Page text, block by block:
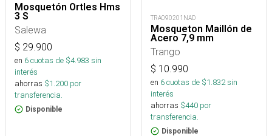
Mosquetón Ortles Hms
3 S
Salewa
$ 29.900
en 6cuotas de $4.983 sin
interés
ahorras $1.200 por
transferencia.
Disponible
TRA090201NAD
Mosqueton Maillón de
Acero 7,9 mm
Trango
$ 10.990
en 6cuotas de $1.832sin
interés
ahorras $440 por
transferencia.
Disponible